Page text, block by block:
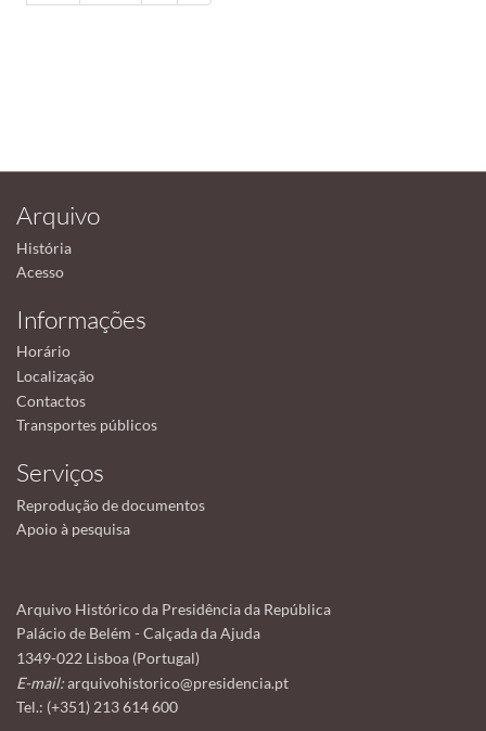
Arquivo
História
Acesso
Informações
Horário
Localização
Contactos
Transportes públicos
Serviços
Reprodução de documentos
Apoio à pesquisa
Arquivo Histórico da Presidência da República
Palácio de Belém - Calçada da Ajuda
1349-022 Lisboa (Portugal)
E-mail:arquivohistorico@presidencia.pt
Tel.: (+351) 213 614 600